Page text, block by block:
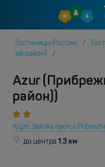
Гостиницы России
ий район)
Azur
район))
Krym, Sakskij
до центра 1.3 км